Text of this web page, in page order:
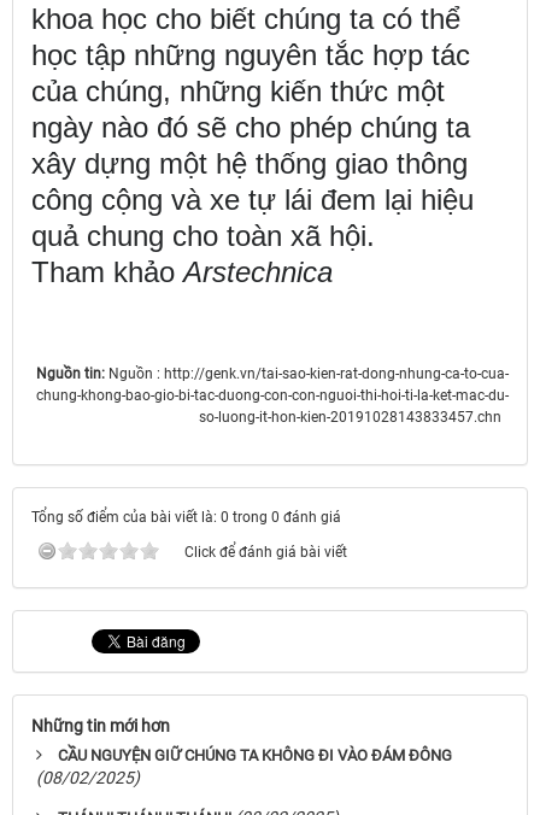
khoa học cho biết chúng ta có thể
học tập những nguyên tắc hợp tác
của chúng, những kiến thức một
ngày nào đó sẽ cho phép chúng ta
xây dựng một hệ thống giao thông
công cộng và xe tự lái đem lại hiệu
quả chung cho toàn xã hội.
Tham khảoArstechnica
Nguồn tin: Nguồn : http://genk.vn/tai-sao-kien-rat-dong-nhung-ca-to-cua-
chung-khong-bao-gio-bi-tac-duong-con-con-nguoi-thi-hoi-ti-la-ket-mac-du-
so-luong-it-hon-kien-20191028143833457.chn
Tổng số điểm của bài viết là: 0 trong 0 đánh giá
Click để đánh giá bài viết
Những tin mới hơn
CẦU NGUYỆN GIỮ CHÚNG TA KHÔNG ĐI VÀO ĐÁM ĐÔNG
(08/02/2025)